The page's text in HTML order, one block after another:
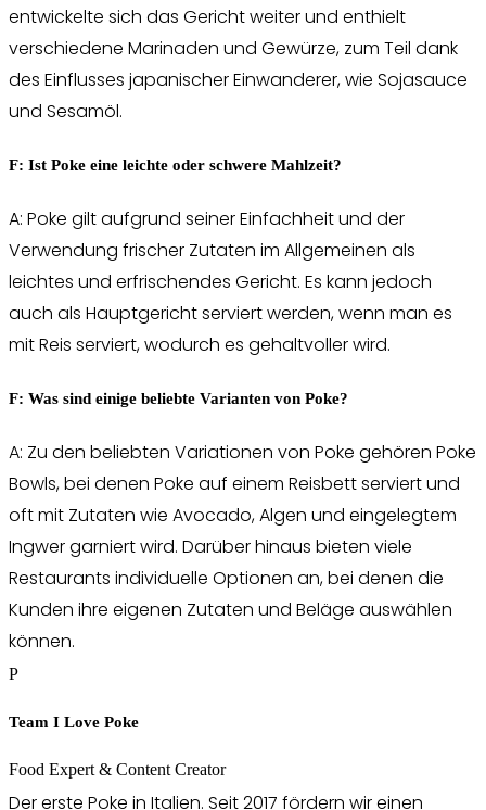
entwickelte sich das Gericht weiter und enthielt
verschiedene Marinaden und Gewürze, zum Teil dank
des Einflusses japanischer Einwanderer, wie Sojasauce
und Sesamöl.
F: Ist Poke eine leichte oder schwere Mahlzeit?
A: Poke gilt aufgrund seiner Einfachheit und der
Verwendung frischer Zutaten im Allgemeinen als
leichtes und erfrischendes Gericht. Es kann jedoch
auch als Hauptgericht serviert werden, wenn man es
mit Reis serviert, wodurch es gehaltvoller wird.
F: Was sind einige beliebte Varianten von Poke?
A: Zu den beliebten Variationen von Poke gehören Poke
Bowls, bei denen Poke auf einem Reisbett serviert und
oft mit Zutaten wie Avocado, Algen und eingelegtem
Ingwer garniert wird. Darüber hinaus bieten viele
Restaurants individuelle Optionen an, bei denen die
Kunden ihre eigenen Zutaten und Beläge auswählen
können.
P
Team I Love Poke
Food Expert & Content Creator
Der erste Poke in Italien. Seit 2017 fördern wir einen